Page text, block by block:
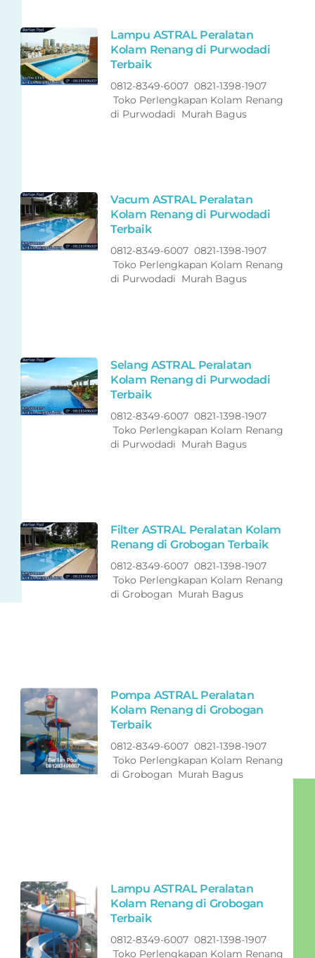
Lampu ASTRAL Peralatan
Kolam Renang di Purwodadi
Terbaik
0812-8349-6007 0821-1398-1907
Toko Perlengkapan Kolam Renang
di Purwodadi Murah Bagus
Vacum ASTRAL Peralatan
Kolam Renang di Purwodadi
Terbaik
0812-8349-6007 0821-1398-1907
Toko Perlengkapan Kolam Renang
di Purwodadi Murah Bagus
Selang ASTRAL Peralatan
Kolam Renang di Purwodadi
Terbaik
0812-8349-6007 0821-1398-1907
Toko Perlengkapan Kolam Renang
di Purwodadi Murah Bagus
Filter ASTRAL Peralatan Kolam
Renang di Grobogan Terbaik
0812-8349-6007 0821-1398-1907
Toko Perlengkapan Kolam Renang
di Grobogan Murah Bagus
Pompa ASTRAL Peralatan
Kolam Renang di Grobogan
Terbaik
0812-8349-6007 0821-1398-1907
Toko Perlengkapan Kolam Renang
di Grobogan Murah Bagus
Lampu ASTRAL Peralatan
Kolam Renang di Grobogan
Terbaik
0812-8349-6007 0821-1398-1907
Toko Perlengkapan Kolam Renang